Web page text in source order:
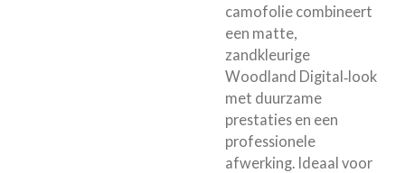
camofolie combineert
een matte,
zandkleurige
Woodland Digital‑look
met duurzame
prestaties en een
professionele
afwerking. Ideaal voor